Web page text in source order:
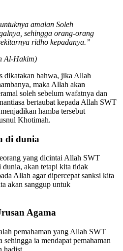
amalan Soleh
sehingga orang-orang
ridho kepadanya.”
Al-Hakim)
dikatakan bahwa, jika Allah
maka Allah akan
soleh sebelum wafatnya dan
bertaubat kepada Allah SWT
hamba tersebut
Khotimah.
di dunia
yang dicintai Allah SWT
dunia, akan tetapi kita tidak
Allah agar dipercepat sanksi kita
akan sanggup untuk
Agama
pemahaman yang Allah SWT
sehingga ia mendapat pemahaman
hadist.